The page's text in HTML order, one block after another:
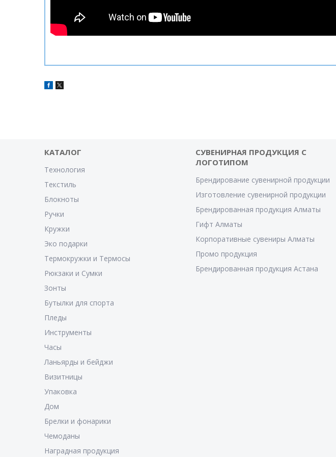
КАТАЛОГ
Технология
Текстиль
Блокноты
Ручки
Кружки
Эко подарки
Термокружки и Термосы
Рюкзаки и Сумки
Зонты
Бутылки для спорта
Пледы
Инструменты
Часы
Ланьярды и бейджи
Визитницы
Упаковка
Дом
Брелки и фонарики
Чемоданы
Наградная продукция
СУВЕНИРНАЯ ПРОДУКЦИЯ С
ЛОГОТИПОМ
Брендирование сувенирной продукции
Изготовление сувенирной продукции
Брендированная продукция Алматы
Гифт Алматы
Корпоративные сувениры Алматы
Промо продукция
Брендированная продукция Астана